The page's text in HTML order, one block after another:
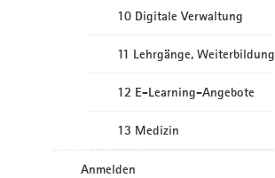
10 Digitale Verwaltung
11 Lehrgänge, Weiterbildung
12 E-Learning-Angebote
13 Medizin
Anmelden